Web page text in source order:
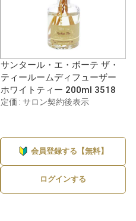
サンタール・エ・ボーテ ザ・
ティールームディフューザー
ホワイトティー 200ml 3518
定価 : サロン契約後表示
会員登録する【無料】
ログインする